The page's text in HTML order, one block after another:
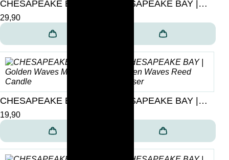
CHESAPEAKE BAY |
Golden Waves 3-Wick
Candle
29,90
CHESAPEAKE BAY |
CHESAPEAKE BAY |
Golden Waves Medium
Candle
19,90
CHESAPEAKE BAY |